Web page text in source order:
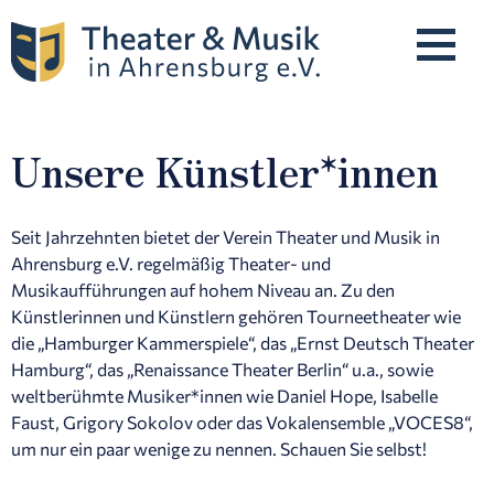
Programm
Unsere Künstler*innen
Karten & Preise
Spielstätten
Unsere Künstler*innen
Seit Jahrzehnten bietet der Verein Theater und Musik in
Ahrensburg e.V. regelmäßig Theater- und
Musikaufführungen auf hohem Niveau an. Zu den
Künstlerinnen und Künstlern gehören Tourneetheater wie
die „Hamburger Kammerspiele“, das „Ernst Deutsch Theater
Hamburg“, das „Renaissance Theater Berlin“ u.a., sowie
weltberühmte Musiker*innen wie Daniel Hope, Isabelle
Faust, Grigory Sokolov oder das Vokalensemble „VOCES8“,
um nur ein paar wenige zu nennen. Schauen Sie selbst!